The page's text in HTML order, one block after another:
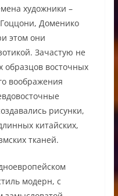
художники –
Доменико
этом они
Зачастую не
образцов восточных
воображения
рисунки,
китайских,
тканей.
модерн, с